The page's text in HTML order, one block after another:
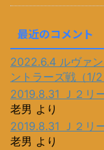
最近のコメント
2022.6.4 ルヴァ
ントラーズ戦（1/2
2019.8.31 Ｊ２リ
老男 より
2019.8.31 Ｊ２リ
老男 より